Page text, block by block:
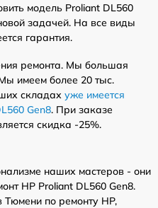
модель Proliant DL560
задачей. На все виды
гарантия.
ремонта. Мы большая
имеем более 20 тыс.
складах уже имеется
Gen8. При заказе
скидка -25%.
наших мастеров - они
HP Proliant DL560 Gen8.
по ремонту HP,